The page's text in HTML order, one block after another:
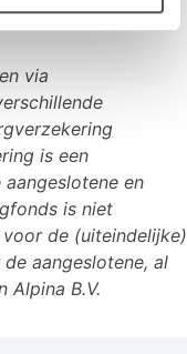
via
is een
en
is niet
de (uiteindelijke)
aangeslotene, al
Alpina B.V.